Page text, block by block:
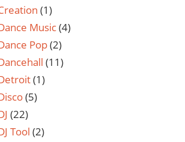
(1)
Music(4)
Pop(2)
(11)
(1)
(5)
(22)
Tool (2)